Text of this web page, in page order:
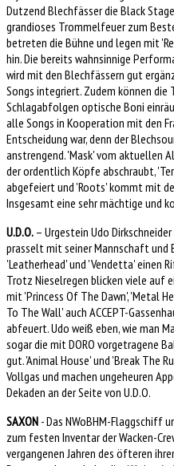
Dutzend Blechfässer die Black
grandioses Trommelfeuer zum
betreten die Bühne und legen mit
hin. Die bereits wahnsinnige
wird mit den Blechfässern gut
Songs integriert. Zudem können
Schlagabfolgen optische Boni
alle Songs in Kooperation mit den
Entscheidung war, denn der
anstrengend. 'Mask' vom aktuellen
der ordentlich Köpfe abschraubt,
abgefeiert und 'Roots' kommt mit
Insgesamt eine sehr mächtige und
U.D.O. – Urgestein Udo
prasselt mit seiner Mannschaft und
'Leatherhead' und 'Vendetta' einen
Trotz Nieselregen blicken viele auf
mit 'Princess Of The Dawn', 'Metal
To The Wall' auch ACCEPT-
abfeuert. Udo weiß eben, wie man
sogar die mit DORO vorgetragene
gut. 'Animal House' und 'Break The
Vollgas und machen ungeheuren
Dekaden an der Seite von U.D.O.
SAXON - Das NWoBHM-Flaggschiff
zum festen Inventar der Wacken-
vergangenen Jahren des öfteren